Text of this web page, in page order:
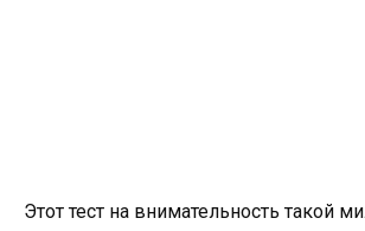
Этот тест на внимательность такой